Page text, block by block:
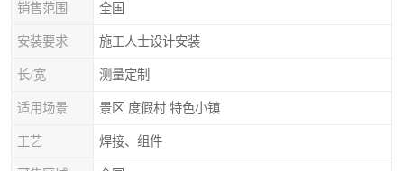
销售范围 全国
安装要求 施工人士设计安装
长/宽 测量定制
适用场景 景区 度假村 特色小镇
工艺 焊接、组件